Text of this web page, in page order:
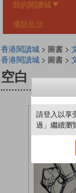
我的閱讀城
漫話生活
香港閱讀城> 圖書 >
香港閱讀城> 圖書 >
空白
請登入以享
過」繼續瀏